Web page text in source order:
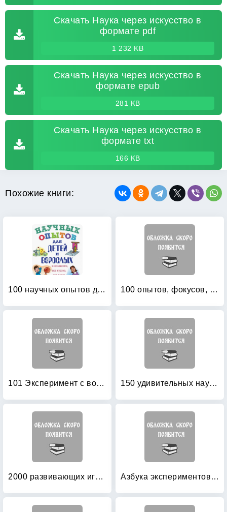
Скачать Наука через искусство в
формате pdf
1 232 KB
Скачать Наука через искусство в
формате epub
281 KB
Скачать Наука через искусство в
формате txt
166 KB
Похожие книги:
100 научных опытов для детей и взрослых в комнате, на кухне, на даче 100 опытов, фокусов, экспериментов и удивительных фактов: Почему ветер дует, сердце стучит, а ботинки не летают. 6+
101 Эксперимент с водой 150 удивительных научных экспериментов
2000 развивающих игр и экспериментов Азбука экспериментов профессора Николя